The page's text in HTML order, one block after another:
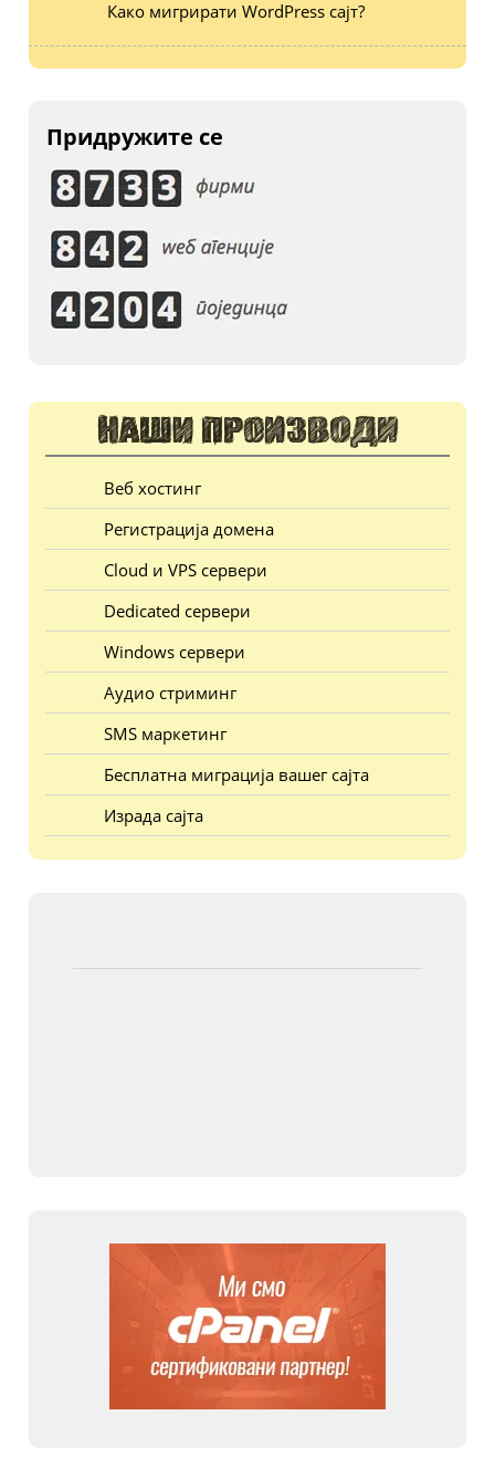
Како мигрирати WordPress сајт?
Придружите се
Веб хостинг
Регистрација домена
Cloud и VPS сервери
Dedicated сервери
Windows сервери
Аудио стриминг
SMS маркетинг
Бесплатна миграција вашег сајта
Израда сајта